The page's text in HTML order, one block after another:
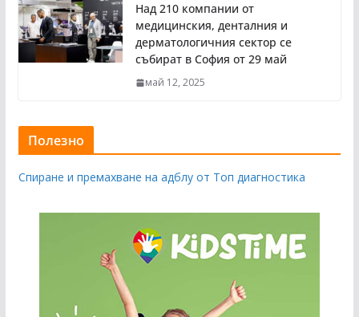
Над 210 компании от
медицинския, денталния и
дерматологичния сектор се
събират в София от 29 май
май 12, 2025
Полезно
Спиране и премахване на адблу от Топ диагностика